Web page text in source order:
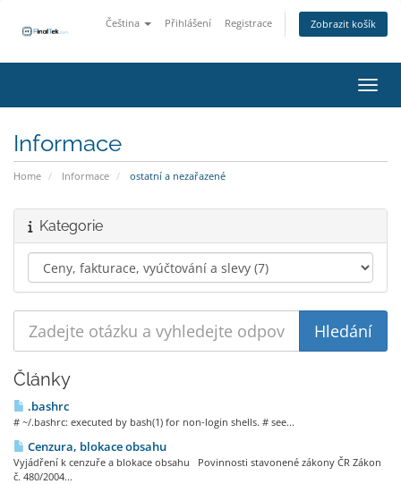
Čeština Přihlášení Registrace Zobrazit košík
Informace
Home Informace ostatní a nezařazené
Kategorie
Články
.bashrc
# ~/.bashrc: executed by bash(1) for non-login shells. # see...
Cenzura, blokace obsahu
Vyjádření k cenzuře a blokace obsahu Povinnosti stavonené zákony ČR Zákon
č. 480/2004...